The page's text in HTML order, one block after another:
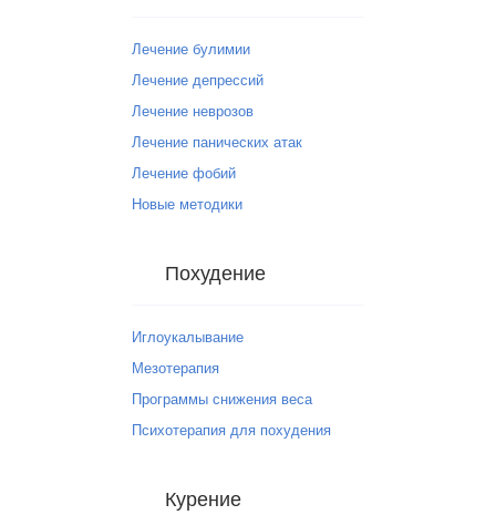
Лечение булимии
Лечение депрессий
Лечение неврозов
Лечение панических атак
Лечение фобий
Новые методики
Похудение
Иглоукалывание
Мезотерапия
Программы снижения веса
Психотерапия для похудения
Курение